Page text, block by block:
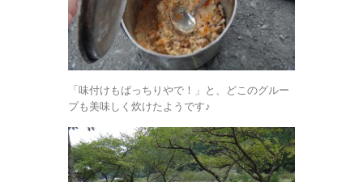
「味付けもばっちりやで！」と、どこのグルー
プも美味しく炊けたようです♪